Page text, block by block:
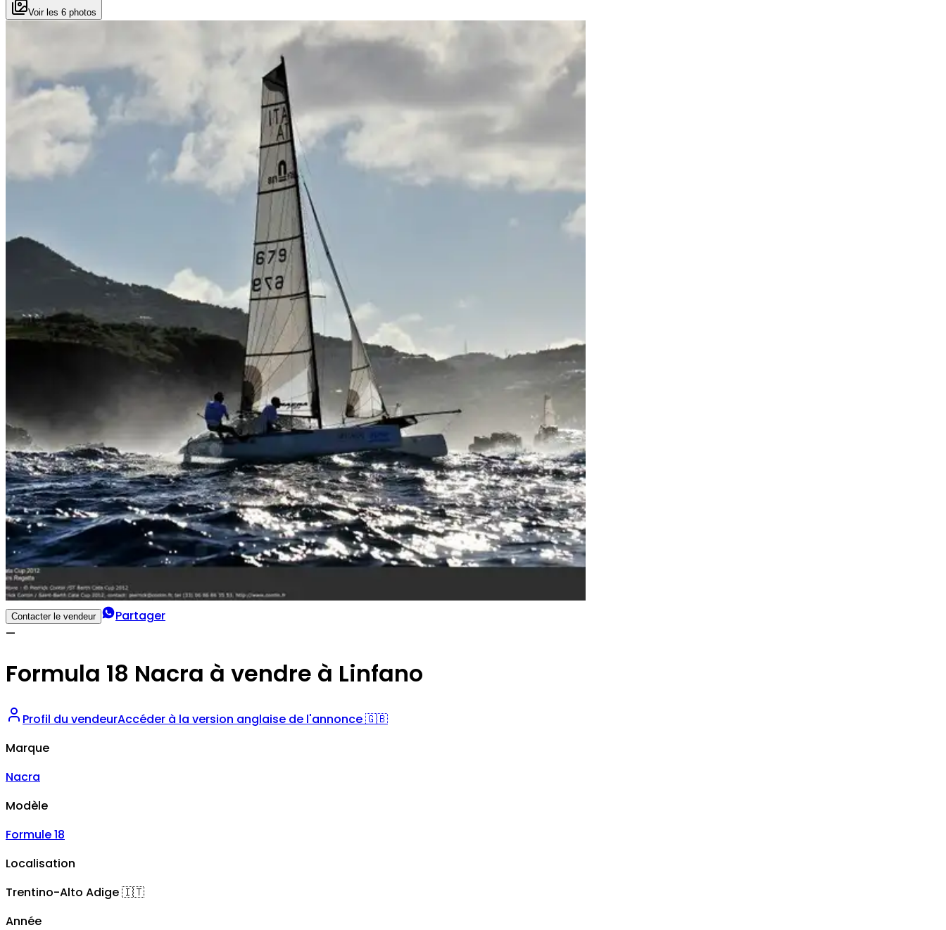
Voir les 6 photos
Contacter le vendeur
Partager
—
Formula 18 Nacra à vendre à Linfano
Profil du vendeurAccéder à la version anglaise de l'annonce 🇬🇧
Marque
Nacra
Modèle
Formule 18
Localisation
Trentino-Alto Adige🇮🇹
Année